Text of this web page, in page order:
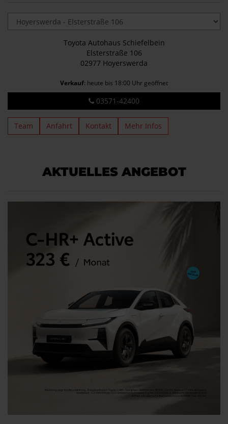
Toyota Autohaus Schiefelbein
Elsterstraße 106
02977 Hoyerswerda
Verkauf: heute bis 18:00 Uhr geöffnet
03571-42400
Team Anfahrt Kontakt Mehr Infos
AKTUELLES ANGEBOT